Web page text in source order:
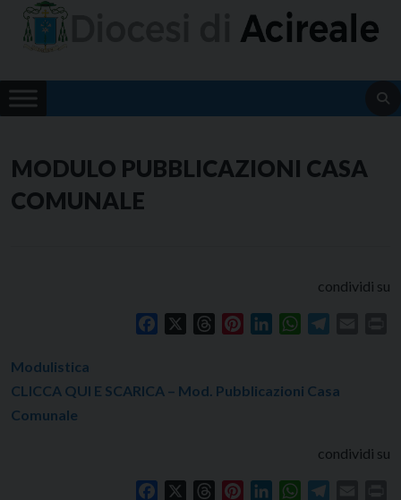
Skip
MODULO PUBBLICAZIONI CASA
COMUNALE
condividi su
Facebook ThreadsPinterestLinkedInWhatsApp
Modulistica
CLICCA QUI E SCARICA – Mod. Pubblicazioni Casa
Comunale
condividi su
Facebook ThreadsPinterestLinkedInWhatsApp